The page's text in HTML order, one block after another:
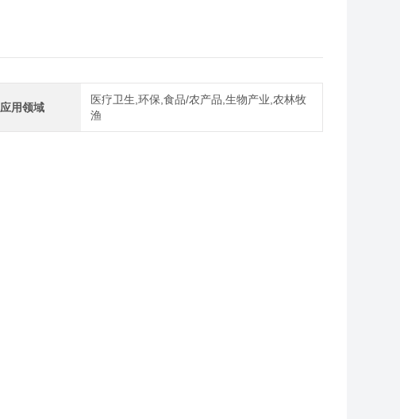
应用领域
医疗卫生,环保,食品/农产品,生物产业,农林牧
渔